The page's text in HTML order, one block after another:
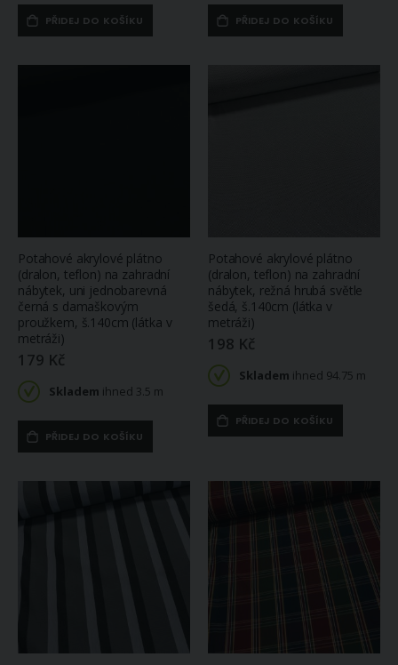
PŘIDEJ DO KOŠÍKU PŘIDEJ DO KOŠÍKU
Potahové akrylové plátno
(dralon, teflon) na zahradní
nábytek, uni jednobarevná
černá s damaškovým
proužkem, š.140cm (látka v
metráži)
179 Kč
Skladem ihned 3.5 m
PŘIDEJ DO KOŠÍKU
Potahové akrylové plátno
(dralon, teflon) na zahradní
nábytek, režná hrubá světle
šedá, š.140cm (látka v
metráži)
198 Kč
Skladem ihned 94.75 m
PŘIDEJ DO KOŠÍKU